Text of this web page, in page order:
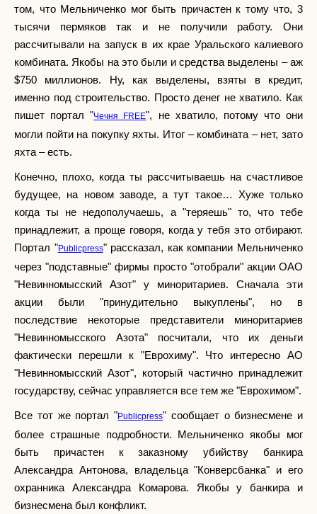
том, что Мельниченко мог быть причастен к тому что, 3
тысячи пермяков так и не получили работу. Они
рассчитывали на запуск в их крае Уральского калиевого
комбината. Якобы на это были и средства выделены – аж
$750 миллионов. Ну, как выделены, взяты в кредит,
именно под строительство. Просто денег не хватило. Как
пишет портал "Чечня FREE", не хватило, потому что они
могли пойти на покупку яхты. Итог – комбината – нет, зато
яхта – есть.
Конечно, плохо, когда ты рассчитываешь на счастливое
будущее, на новом заводе, а тут такое… Хуже только
когда ты не недополучаешь, а "теряешь" то, что тебе
принадлежит, а проще говоря, когда у тебя это отбирают.
Портал "Publicpress" рассказал, как компании Мельниченко
через "подставные" фирмы просто "отобрали" акции ОАО
"Невинномысский Азот" у миноритариев. Сначала эти
акции были "принудительно выкуплены", но в
последствие некоторые представители миноритариев
"Невинномысского Азота" посчитали, что их деньги
фактически перешли к "Еврохиму". Что интересно АО
"Невинномысский Азот", который частично принадлежит
государству, сейчас управляется все тем же "Еврохимом".
Все тот же портал "Publicpress" сообщает о бизнесмене и
более страшные подробности. Мельниченко якобы мог
быть причастен к заказному убийству банкира
Александра Антонова, владельца "Конверсбанка" и его
охранника Александра Комарова. Якобы у банкира и
бизнесмена был конфликт.